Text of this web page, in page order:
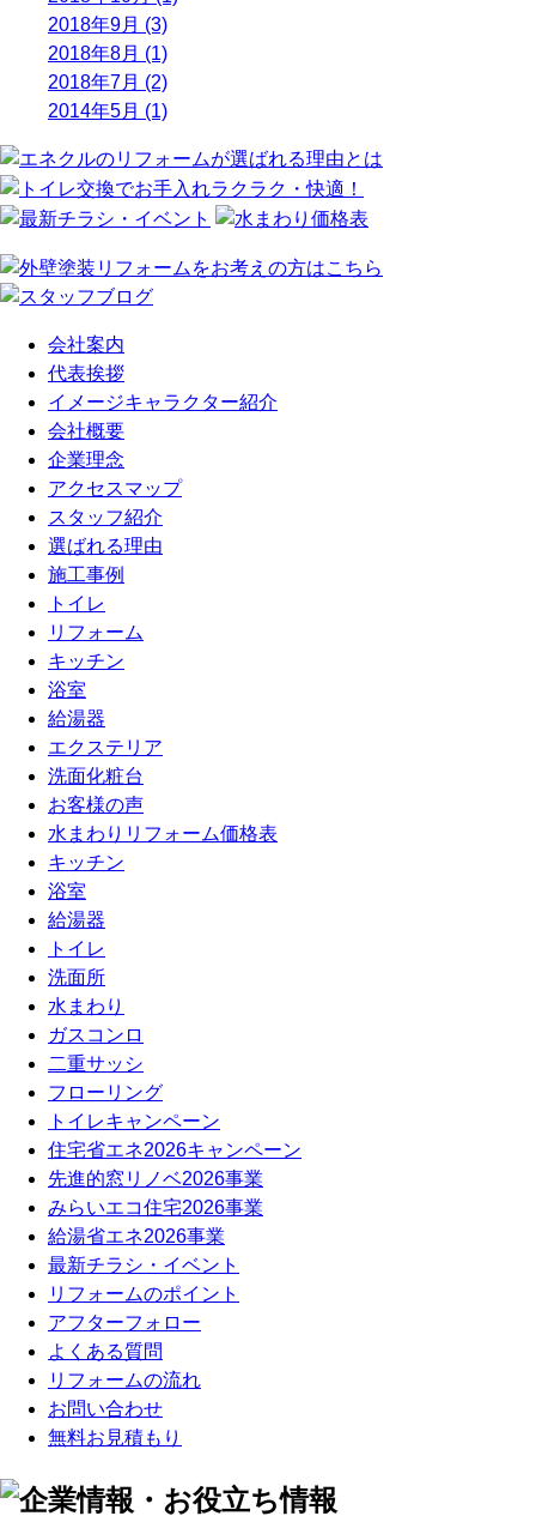
2018年9月 (3)
2018年8月 (1)
2018年7月 (2)
2014年5月 (1)
会社案内
代表挨拶
イメージキャラクター紹介
会社概要
企業理念
アクセスマップ
スタッフ紹介
選ばれる理由
施工事例
トイレ
リフォーム
キッチン
浴室
給湯器
エクステリア
洗面化粧台
お客様の声
水まわりリフォーム価格表
キッチン
浴室
給湯器
トイレ
洗面所
水まわり
ガスコンロ
二重サッシ
フローリング
トイレキャンペーン
住宅省エネ2026キャンペーン
先進的窓リノベ2026事業
みらいエコ住宅2026事業
給湯省エネ2026事業
最新チラシ・イベント
リフォームのポイント
アフターフォロー
よくある質問
リフォームの流れ
お問い合わせ
無料お見積もり